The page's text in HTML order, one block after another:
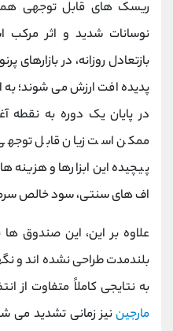
ریسک‌ های قابل توجهی
نوسانات شدید و اثر
بازتعادل روزانه، در بازارهای
پدیده افت ارزش می ‌شوند؛
در پایان یک دوره به نقطه
ممکن است زیان قابل
پیچیده این ابزارها و هزینه
‌اف ‌های سنتی، سود خالص
علاوه بر این، این صندوق
بلندمدت طراحی نشده ‌اند و
به نتایجی کاملاً متفاوت از
مارجیننیز زمانی تشدید می